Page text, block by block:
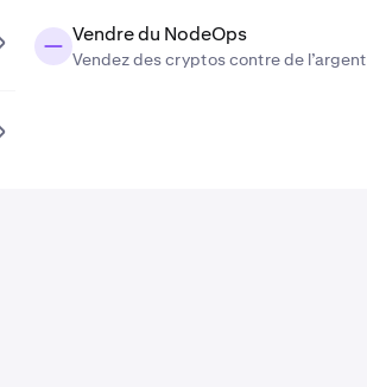
Vendre du NodeOps
Vendez des cryptos contre de l’argent